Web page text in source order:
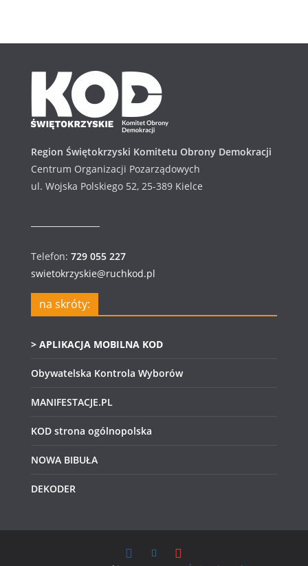
Region Świętokrzyski Komitetu Obrony Demokracji
Centrum Organizacji Pozarządowych
ul. Wojska Polskiego 52, 25-389 Kielce
Telefon: 729 055 227
swietokrzyskie@ruchkod.pl
na skróty:
> APLIKACJA MOBILNA KOD
Obywatelska Kontrola Wyborów
MANIFESTACJE.PL
KOD strona ogólnopolska
NOWA BIBUŁA
DEKODER